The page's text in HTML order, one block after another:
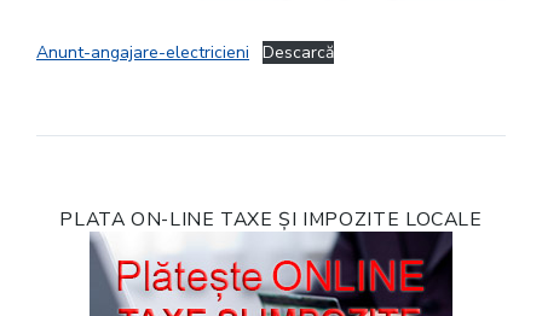
Anunt-angajare-electricieni Descarcă
PLATA ON-LINE TAXE ȘI IMPOZITE LOCALE